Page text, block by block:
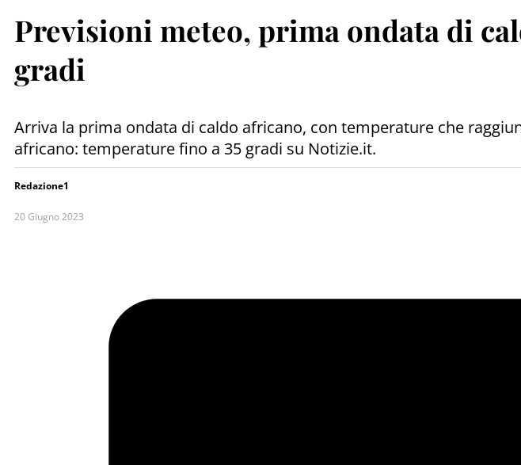
Previsioni meteo, prima ondata di
gradi
Arriva la prima ondata di caldo africano, con temperature che
africano: temperature fino a 35 gradi su Notizie.it.
Redazione1
20 Giugno 2023